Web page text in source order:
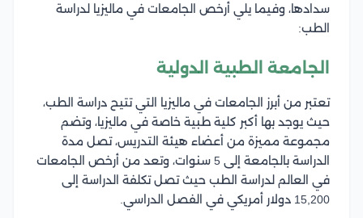
سدادها، وفيما يلي أرخص الجامعات في ماليزيا لدراسة
الطب:
الجامعة الطبية الدولية
تعتبر من أبرز الجامعات في ماليزيا التي تتيح دراسة الطب،
حيث يوجد بها أكبر كلية طبية خاصة في ماليزيا، وتضم
مجموعة مميزة من أعضاء هيئة التدريس، تصل مدة
الدراسة بالجامعة إلى 5 سنوات، وتعد من أرخص الجامعات
في العالم لدراسة الطب حيث تصل تكلفة الدراسة إلى
15,200 دولار أمريكي في الفصل الدراسي.